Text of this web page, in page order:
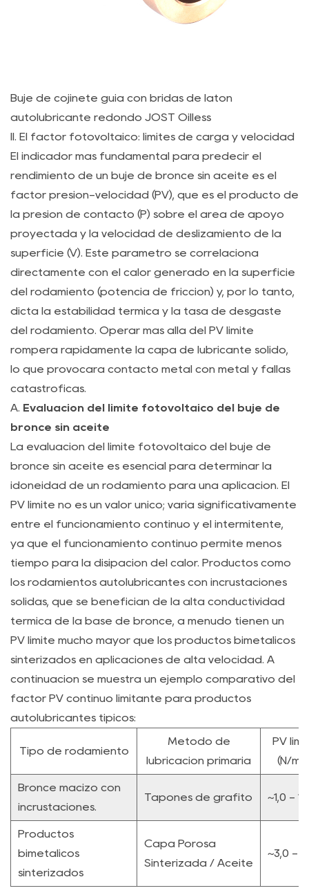
4
IV.
Análisis
de
la
predicción
del
desgaste
y
la
vida
útil
4.1
A.
Tasas
de
desgaste
alta
carga
4.2
B.
Rendimiento
del
rodamiento
autolubricante
de
bronce
centrífugo
5
V.
Garantía
de
calidad
y
personalización
Buje de cojinete guía con bridas de latón
autolubricante redondo JOST Oilless
II. El factor fotovoltaico: límites de carga y velocidad
El indicador más fundamental para predecir el
rendimiento de un buje de bronce sin aceite es el
factor presión-velocidad (PV), que es el producto de
la presión de contacto (P) sobre el área de apoyo
proyectada y la velocidad de deslizamiento de la
superficie (V). Este parámetro se correlaciona
directamente con el calor generado en la superficie
del rodamiento (potencia de fricción) y, por lo tanto,
dicta la estabilidad térmica y la tasa de desgaste
del rodamiento. Operar más allá del PV límite
romperá rápidamente la capa de lubricante sólido,
lo que provocará contacto metal con metal y fallas
catastróficas.
A. Evaluación del límite fotovoltaico del buje de
bronce sin aceite
La evaluación del límite fotovoltaico del buje de
bronce sin aceite es esencial para determinar la
idoneidad de un rodamiento para una aplicación. El
PV límite no es un valor único; varía significativamente
entre el funcionamiento continuo y el intermitente,
ya que el funcionamiento continuo permite menos
tiempo para la disipación del calor. Productos como
los rodamientos autolubricantes con incrustaciones
sólidas, que se benefician de la alta conductividad
térmica de la base de bronce, a menudo tienen un
PV límite mucho mayor que los productos bimetálicos
sinterizados en aplicaciones de alta velocidad. A
continuación se muestra un ejemplo comparativo del
factor PV continuo limitante para productos
autolubricantes típicos:
Tipo de rodamiento
Método de
lubricación primaria
PV
(N/
Bronce macizo con
incrustaciones.
Tapones de grafito ~1,0 - 1,6
Productos
bimetálicos
sinterizados
Capa Porosa
Sinterizada / Aceite
~3,0 -